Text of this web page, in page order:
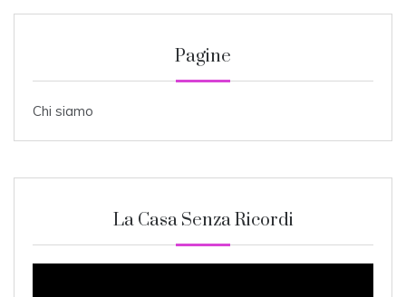
Pagine
Chi siamo
La Casa Senza Ricordi